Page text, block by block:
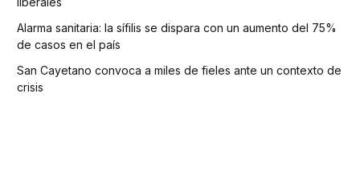
Alarma sanitaria: la sífilis se dispara con un aumento del 75%
de casos en el país
San Cayetano convoca a miles de fieles ante un contexto de
crisis